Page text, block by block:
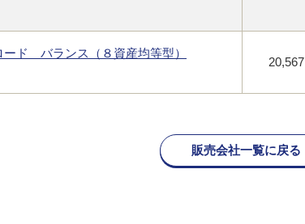
ード バランス（８資産均等型）
20,567
販売会社一覧に戻る